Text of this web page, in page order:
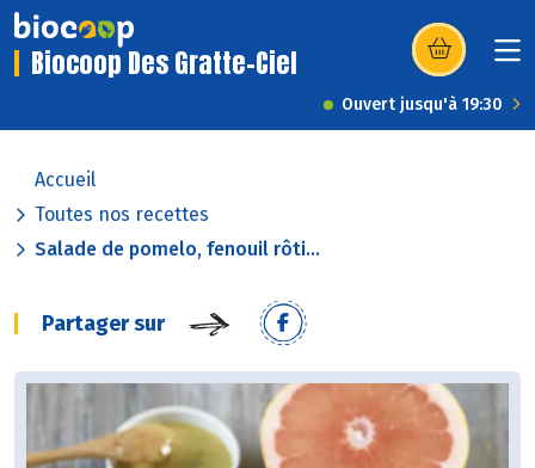
Biocoop Des Gratte-Ciel (s’ouvre dans
Ouvert jusqu'à 19:30
Accueil
Toutes nos recettes
Salade de pomelo, fenouil rôti...
Partager sur